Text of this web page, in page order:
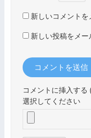
新しいコメントを
新しい投稿をメー
コメントに挿入する
選択してください